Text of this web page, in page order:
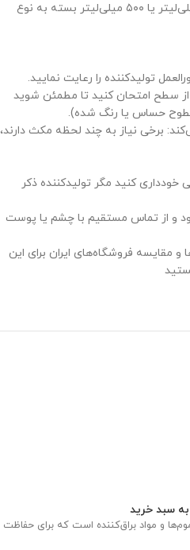
حجم‌های متفاوت دارد، مثل ۷۵۰ میلی‌لیتر یا ۵۰۰ میلی‌لیتر بسته به نوع
تولیدکننده را رعایت نمایید.
سطح امتحان کنید تا مطمئن شوید
حساس یا رنگ ‌شده).
برخی نیاز به چند لحظه مکث دارند،
خودداری کنید مگر تولیدکننده ذکر
و از تماس مستقیم با چشم یا پوست
مقایسه فروشگاه‌های ایران برای این
سبد خرید
و مواد براق‌کننده است که برای حفاظت